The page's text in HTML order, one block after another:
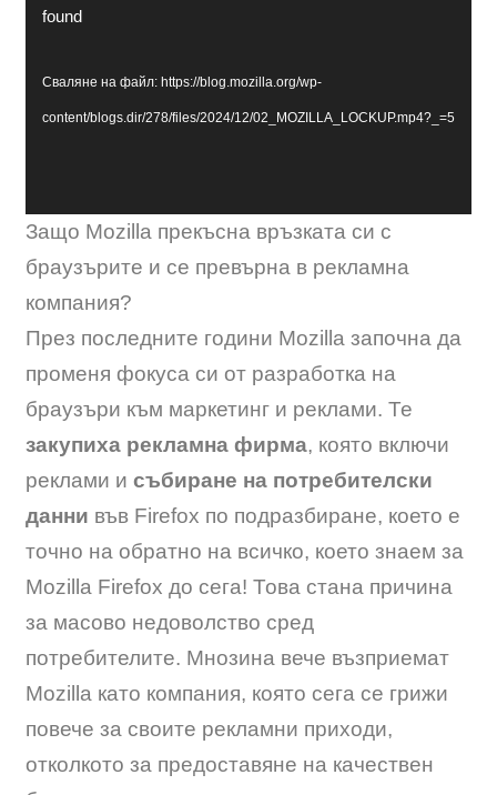
found
Сваляне на файл: https://blog.mozilla.org/wp-
content/blogs.dir/278/files/2024/12/02_MOZILLA_LOCKUP.mp4?_=5
Защо Mozilla прекъсна връзката си с
браузърите и се превърна в рекламна
компания?
През последните години Mozilla започна да
променя фокуса си от разработка на
браузъри към маркетинг и реклами. Те
закупиха рекламна фирма, която включи
реклами и събиране на потребителски
данни във Firefox по подразбиране, което е
точно на обратно на всичко, което знаем за
Mozilla Firefox до сега! Това стана причина
за масово недоволство сред
потребителите. Мнозина вече възприемат
Mozilla като компания, която сега се грижи
повече за своите рекламни приходи,
отколкото за предоставяне на качествен